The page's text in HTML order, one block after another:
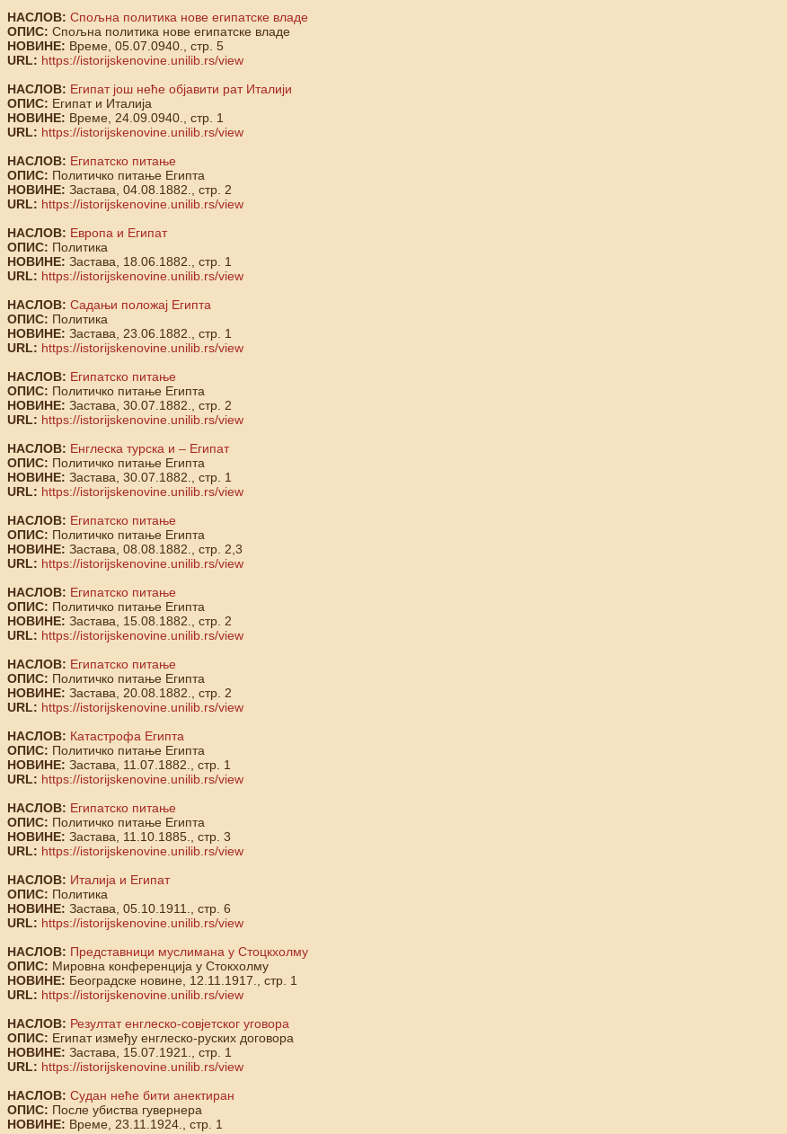
НАСЛОВ: Спољна политика нове египатске владе
ОПИС: Спољна политика нове египатске владе
НОВИНЕ: Време, 05.07.0940., стр. 5
URL: https://istorijskenovine.unilib.rs/view
НАСЛОВ: Египат још неће објавити рат Италији
ОПИС: Египат и Италија
НОВИНЕ: Време, 24.09.0940., стр. 1
URL: https://istorijskenovine.unilib.rs/view
НАСЛОВ: Египатско питање
ОПИС: Политичко питање Египта
НОВИНЕ: Застава, 04.08.1882., стр. 2
URL: https://istorijskenovine.unilib.rs/view
НАСЛОВ: Европа и Египат
ОПИС: Политика
НОВИНЕ: Застава, 18.06.1882., стр. 1
URL: https://istorijskenovine.unilib.rs/view
НАСЛОВ: Садањи положај Египта
ОПИС: Политика
НОВИНЕ: Застава, 23.06.1882., стр. 1
URL: https://istorijskenovine.unilib.rs/view
НАСЛОВ: Египатско питање
ОПИС: Политичко питање Египта
НОВИНЕ: Застава, 30.07.1882., стр. 2
URL: https://istorijskenovine.unilib.rs/view
НАСЛОВ: Енглеска турска и – Египат
ОПИС: Политичко питање Египта
НОВИНЕ: Застава, 30.07.1882., стр. 1
URL: https://istorijskenovine.unilib.rs/view
НАСЛОВ: Египатско питање
ОПИС: Политичко питање Египта
НОВИНЕ: Застава, 08.08.1882., стр. 2,3
URL: https://istorijskenovine.unilib.rs/view
НАСЛОВ: Египатско питање
ОПИС: Политичко питање Египта
НОВИНЕ: Застава, 15.08.1882., стр. 2
URL: https://istorijskenovine.unilib.rs/view
НАСЛОВ: Египатско питање
ОПИС: Политичко питање Египта
НОВИНЕ: Застава, 20.08.1882., стр. 2
URL: https://istorijskenovine.unilib.rs/view
НАСЛОВ: Катастрофа Египта
ОПИС: Политичко питање Египта
НОВИНЕ: Застава, 11.07.1882., стр. 1
URL: https://istorijskenovine.unilib.rs/view
НАСЛОВ: Египатско питање
ОПИС: Политичко питање Египта
НОВИНЕ: Застава, 11.10.1885., стр. 3
URL: https://istorijskenovine.unilib.rs/view
НАСЛОВ: Италија и Египат
ОПИС: Политика
НОВИНЕ: Застава, 05.10.1911., стр. 6
URL: https://istorijskenovine.unilib.rs/view
НАСЛОВ: Представници муслимана у Стоцкхолму
ОПИС: Мировна конференција у Стокхолму
НОВИНЕ: Београдске новине, 12.11.1917., стр. 1
URL: https://istorijskenovine.unilib.rs/view
НАСЛОВ: Резултат енглеско-совјетског уговора
ОПИС: Египат између енглеско-руских договора
НОВИНЕ: Застава, 15.07.1921., стр. 1
URL: https://istorijskenovine.unilib.rs/view
НАСЛОВ: Судан неће бити анектиран
ОПИС: После убиства гувернера
НОВИНЕ: Време, 23.11.1924., стр. 1